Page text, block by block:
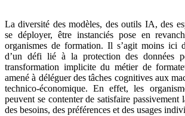
La diversité des modèles, des outils IA, des
se déployer, être instanciés pose en
organismes de formation. Il s’agit moins ici
d’un défi lié à la protection des données
transformation implicite du métier de
amené à déléguer des tâches cognitives aux
technico-économique. En effet, les
peuvent se contenter de satisfaire passivement
des besoins, des préférences et des usages